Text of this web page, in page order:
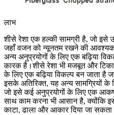
लाभ
शीसे रेशा एक हल्की सामग्री है, जो इसे
जहाँ वजन को न्यूनतम रखने की
अन्य अनुप्रयोगों के लिए एक बढ़िया
कारक है।शीसे रेशा भी मजबूत और
के लिए एक बढ़िया विकल्प बन जाता है
इसके अतिरिक्त, यह अन्य सामग्रियों के
जो इसे कई अनुप्रयोगों के लिए एक
साथ काम करना भी आसान है, क्योंकि
काटा, ढाला और आकार दिया जा सकता